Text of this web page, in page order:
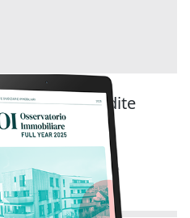
delle Vendite
year 2025
con
delle aste